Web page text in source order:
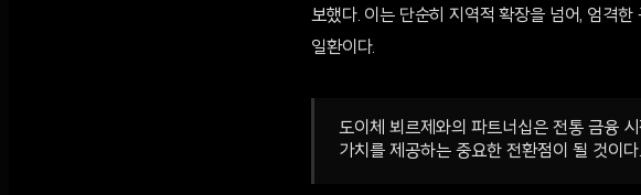
보했다. 이는 단순히 지역적 확장을 넘어, 엄격
일환이다.
도이체 뵈르제와의 파트너십은 전통 금융
가치를 제공하는 중요한 전환점이 될 것이다.